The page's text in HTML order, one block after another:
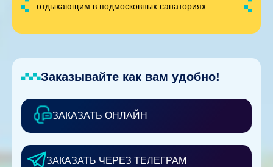
отдыхающим в подмосковных санаториях.
Заказывайте как вам удобно!
ЗАКАЗАТЬ ОНЛАЙН
ЗАКАЗАТЬ ЧЕРЕЗ ТЕЛЕГРАМ